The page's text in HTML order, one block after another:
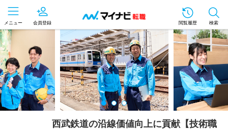
メニュー 会員登録 閲覧履歴 検索
西武鉄道の沿線価値向上に貢献【技術職